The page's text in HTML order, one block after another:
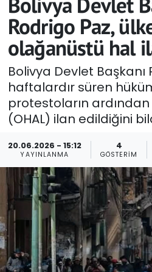
Rodrigo Paz,
olağanüstü hal
Bolivya Devlet Başkanı
haftalardır süren
protestoların
(OHAL) ilan edildiğini
20.06.2026 - 15:12
YAYINLANMA
4
GÖSTERIM
Ekonomi
Foto Galeri
GEZİ
Güncel
Gündem
KKTC
KKTC YEREL SEÇİM
Kültür Sanat
Magazin
Son Dakika Haberleri
Haber Arşivi